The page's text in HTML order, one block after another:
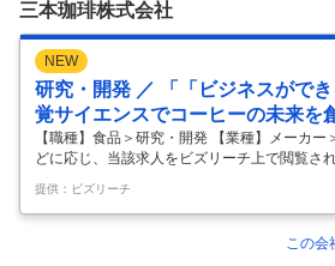
三本珈琲株式会社
NEW
研究・開発 ／ 「「ビジネスがで
覚サイエンスでコーヒーの未来を
フ／次世代責任者候補
【職種】食品＞研究・開発 【業種】メーカ
どに応じ、当該求人をビズリーチ上で閲覧さ
があります 私たちは、「ちょっとした幸せ
というビジョンを掲げ、「一人ひとりを想い
る」ことをミッションとしています。 このミ
本ポジションでは、あなたの科学的知見と探
提供：ビズリーチ
この会